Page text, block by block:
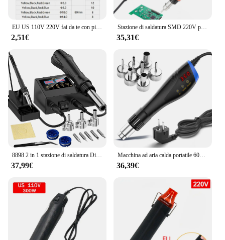
EU US 110V 220V fai da te con pistola termica utensile elettrico pistola ad aria calda 300W con sedile di supporto strumento fai da te in plastica termoretraibile
2,51€
Stazione di saldatura SMD 220V per la riparazione di prodotti elettronici e la dissaldatura della stazione di aria calda con schermo di visualizzazione a LED
35,31€
8898 2 in 1 stazione di saldatura Display digitale pistola ad aria calda saldatura rilavorazione per cellulare BGA SMD PCB IC riparazione strumenti di ferro a saldare
37,99€
Macchina ad aria calda portatile 600W macchina ad aria calda ad alta potenza Set di strumenti di saldatura portatile pistola termica digitale LCD 7 ugelli utensile elettrico
36,39€